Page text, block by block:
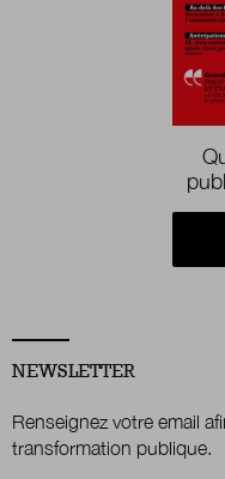
NEWSLETTER
Renseignez votre email
transformation publique.